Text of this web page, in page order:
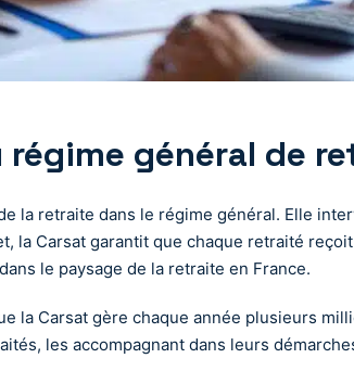
régime général de
la retraite dans le régime général. Elle
la Carsat garantit que chaque retraité
le paysage de la retraite en France.
la Carsat gère chaque année plusieurs
les accompagnant dans leurs